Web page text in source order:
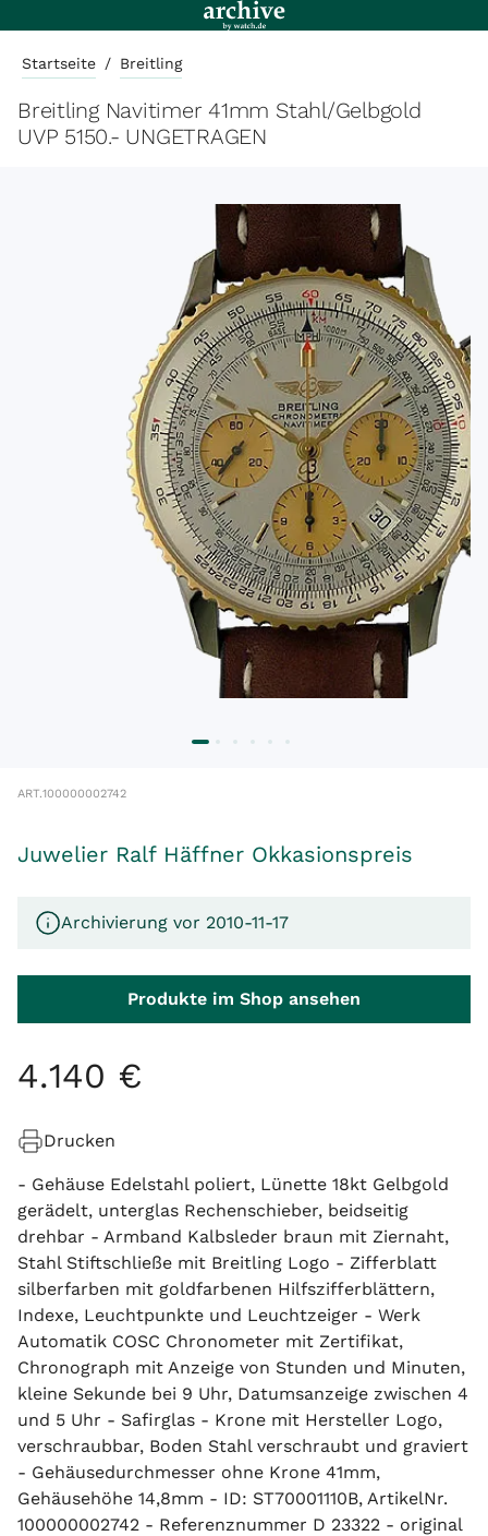
Startseite / Breitling
Breitling Navitimer 41mm Stahl/Gelbgold
UVP 5150.- UNGETRAGEN
ART.100000002742
Juwelier Ralf Häffner Okkasionspreis
Archivierung vor 2010-11-17
Produkte im Shop ansehen
4.140 €
Drucken
- Gehäuse Edelstahl poliert, Lünette 18kt Gelbgold
gerädelt, unterglas Rechenschieber, beidseitig
drehbar - Armband Kalbsleder braun mit Ziernaht,
Stahl Stiftschließe mit Breitling Logo - Zifferblatt
silberfarben mit goldfarbenen Hilfszifferblättern,
Indexe, Leuchtpunkte und Leuchtzeiger - Werk
Automatik COSC Chronometer mit Zertifikat,
Chronograph mit Anzeige von Stunden und Minuten,
kleine Sekunde bei 9 Uhr, Datumsanzeige zwischen 4
und 5 Uhr - Safirglas - Krone mit Hersteller Logo,
verschraubbar, Boden Stahl verschraubt und graviert
- Gehäusedurchmesser ohne Krone 41mm,
Gehäusehöhe 14,8mm - ID: ST70001110B, ArtikelNr.
100000002742 - Referenznummer D 23322 - original